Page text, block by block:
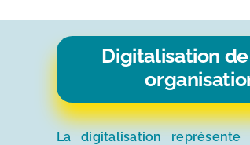
Digitalisation
La digitalisation représente